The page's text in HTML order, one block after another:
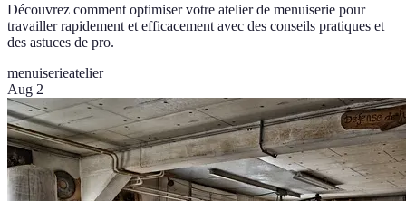
Découvrez comment optimiser votre atelier de menuiserie pour
travailler rapidement et efficacement avec des conseils pratiques et
des astuces de pro.
menuiserieatelier
Aug 2